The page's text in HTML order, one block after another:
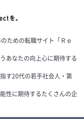
ための転職サイト「Ｒｅ
あなたの向上心に期待する
す20代の若手社会人・第
性に期待するたくさんの企